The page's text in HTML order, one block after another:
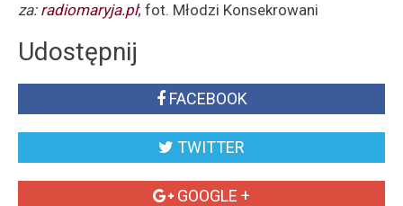
za: radiomaryja.pl; fot. Młodzi Konsekrowani
Udostępnij
FACEBOOK
TWITTER
GOOGLE +